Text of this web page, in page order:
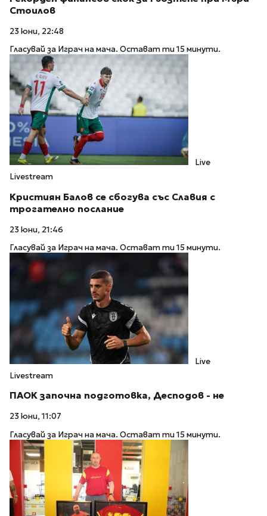
Стоилов
23 юни, 22:48
Гласувай за Играч на мача. Остават ти 15 минути.
Live
Livestream
Кристиян Балов се сбогува със Славия с
трогателно послание
23 юни, 21:46
Гласувай за Играч на мача. Остават ти 15 минути.
Live
Livestream
ПАОК започна подготовка, Десподов - не
23 юни, 11:07
Гласувай за Играч на мача. Остават ти 15 минути.